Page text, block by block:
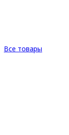
Все товары